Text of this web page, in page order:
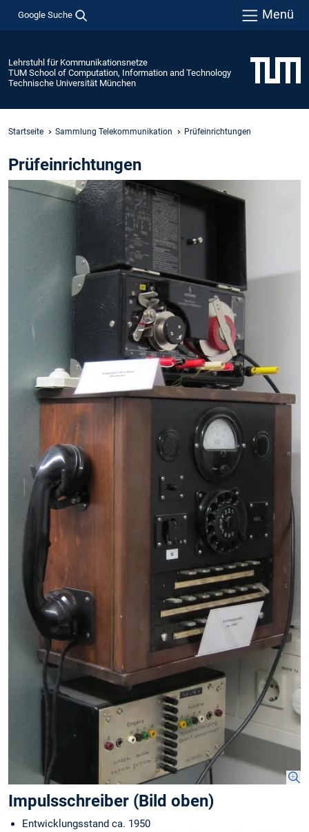
Google Suche Menü
Lehrstuhl für Kommunikationsnetze
TUM School of Computation, Information and Technology
Technische Universität München
Startseite Sammlung Telekommunikation Prüfeinrichtungen
Prüfeinrichtungen
Impulsschreiber (Bild oben)
Entwicklungsstand ca. 1950